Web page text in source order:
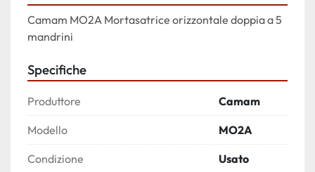
Camam MO2A Mortasatrice orizzontale doppia a 5
mandrini
Specifiche
Produttore Camam
Modello MO2A
Condizione Usato